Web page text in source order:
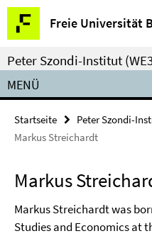
Springe
direkt
zu
Inhalt
Freie Universität
Service-
Navigation
Peter Szondi-Institut
MENÜ
Startseite Peter Szondi-
Markus Streichardt
Markus
Markus Streichardtwas
Studies and Economics at